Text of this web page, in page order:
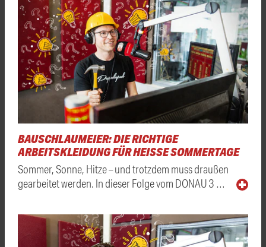
BAUSCHLAUMEIER: DIE RICHTIGE
ARBEITSKLEIDUNG FÜR HEISSE SOMMERTAGE
Sommer, Sonne, Hitze – und trotzdem muss draußen
gearbeitet werden. In dieser Folge vom DONAU 3 …